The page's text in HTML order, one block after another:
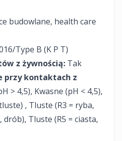
budowlane, health care
Type B (K P T)
z żywnością: Tak
przy kontaktach z
> 4,5), Kwasne (pH < 4,5),
, Tluste (R3 = ryba,
drób), Tluste (R5 = ciasta,